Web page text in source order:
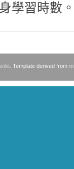
學習時數
. Template derived from